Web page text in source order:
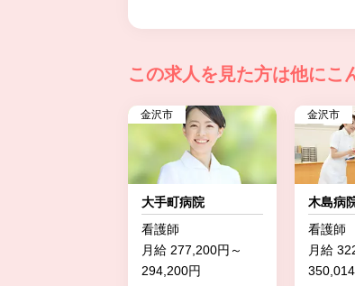
この求人を見た方は他にこ
金沢市
大手町病院
看護師
月給 277,200円～
294,200円
金沢市
木島病
看護師
月給